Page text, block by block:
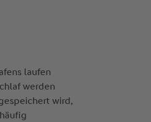
laufen
werden
wird,